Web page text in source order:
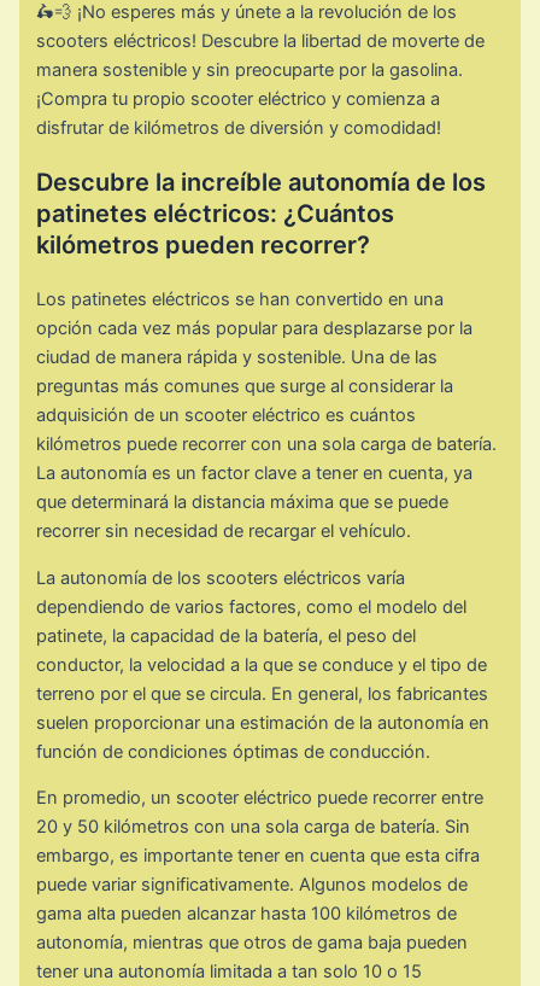
🛵💨 ¡No esperes más y únete a la revolución de los
scooters eléctricos! Descubre la libertad de moverte de
manera sostenible y sin preocuparte por la gasolina.
¡Compra tu propio scooter eléctrico y comienza a
disfrutar de kilómetros de diversión y comodidad!
Descubre la increíble autonomía de los
patinetes eléctricos: ¿Cuántos
kilómetros pueden recorrer?
Los patinetes eléctricos se han convertido en una
opción cada vez más popular para desplazarse por la
ciudad de manera rápida y sostenible. Una de las
preguntas más comunes que surge al considerar la
adquisición de un scooter eléctrico es cuántos
kilómetros puede recorrer con una sola carga de batería.
La autonomía es un factor clave a tener en cuenta, ya
que determinará la distancia máxima que se puede
recorrer sin necesidad de recargar el vehículo.
La autonomía de los scooters eléctricos varía
dependiendo de varios factores, como el modelo del
patinete, la capacidad de la batería, el peso del
conductor, la velocidad a la que se conduce y el tipo de
terreno por el que se circula. En general, los fabricantes
suelen proporcionar una estimación de la autonomía en
función de condiciones óptimas de conducción.
En promedio, un scooter eléctrico puede recorrer entre
20 y 50 kilómetros con una sola carga de batería. Sin
embargo, es importante tener en cuenta que esta cifra
puede variar significativamente. Algunos modelos de
gama alta pueden alcanzar hasta 100 kilómetros de
autonomía, mientras que otros de gama baja pueden
tener una autonomía limitada a tan solo 10 o 15